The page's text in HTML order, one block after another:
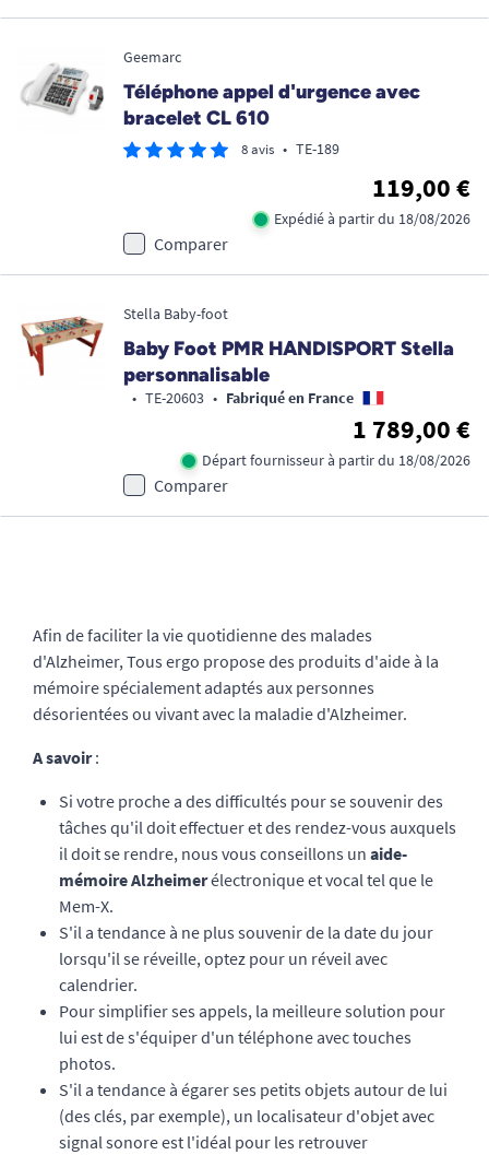
Geemarc
Téléphone appel d'urgence avec
bracelet CL 610
8 avis • TE-189
119,00 €
Expédié à partir du 18/08/2026
Comparer
Stella Baby-foot
Baby Foot PMR HANDISPORT Stella
personnalisable
• TE-20603 • Fabriqué en France
1 789,00 €
Départ fournisseur à partir du 18/08/2026
Comparer
Afin de faciliter la vie quotidienne des malades
d'Alzheimer, Tous ergo propose des produits d'aide à la
mémoire spécialement adaptés aux personnes
désorientées ou vivant avec la maladie d'Alzheimer.
A savoir:
Si votre proche a des difficultés pour se souvenir des
tâches qu'il doit effectuer et des rendez-vous auxquels
il doit se rendre, nous vous conseillons un aide-
mémoire Alzheimerélectronique et vocal tel que le
Mem-X.
S'il a tendance à ne plus souvenir de la date du jour
lorsqu'il se réveille, optez pour un réveil avec
calendrier.
Pour simplifier ses appels, la meilleure solution pour
lui est de s'équiper d'un téléphone avec touches
photos.
S'il a tendance à égarer ses petits objets autour de lui
(des clés, par exemple), un localisateur d'objet avec
signal sonore est l'idéal pour les retrouver